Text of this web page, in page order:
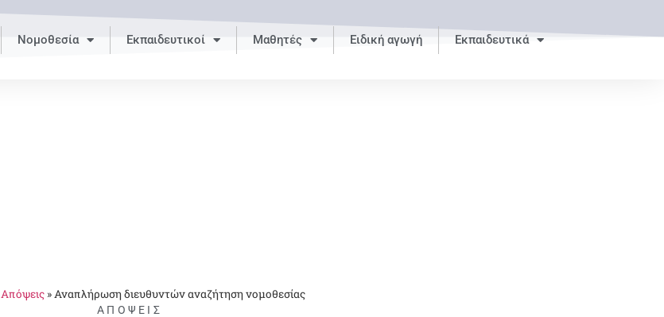
Νομοθεσία Εκπαιδευτικοί Μαθητές Ειδική αγωγή Εκπαιδευτικά
Απόψεις»Αναπλήρωση διευθυντών αναζήτηση νομοθεσίας
ΑΠΌΨΕΙΣ